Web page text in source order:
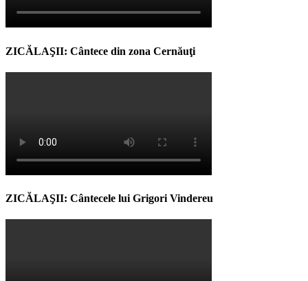
ZICĂLAŞII: Cântece din zona Cernăuţi
ZICĂLAŞII: Cântecele lui Grigori Vindereu